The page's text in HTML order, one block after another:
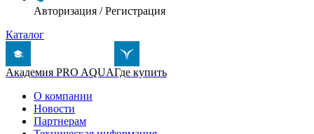
Авторизация /Регистрация
Каталог
Академия PRO AQUAГде купить
О компании
Новости
Партнерам